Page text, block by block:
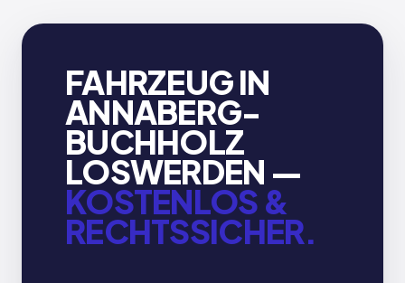
FAHRZEUG IN
ANNABERG-
BUCHHOLZ
LOSWERDEN —
KOSTENLOS &
RECHTSSICHER.